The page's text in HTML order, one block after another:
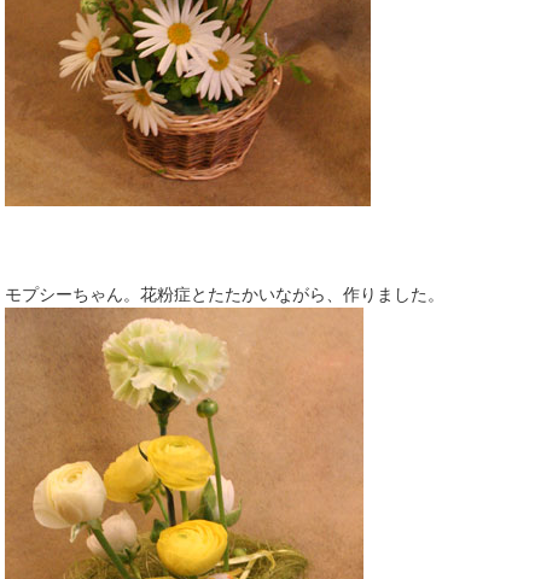
モプシーちゃん。花粉症とたたかいながら、作りました。